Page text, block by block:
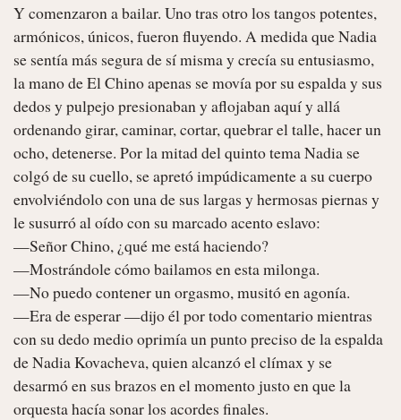
Y comenzaron a bailar. Uno tras otro los tangos potentes,
armónicos, únicos, fueron fluyendo. A medida que Nadia
se sentía más segura de sí misma y crecía su entusiasmo,
la mano de El Chino apenas se movía por su espalda y sus
dedos y pulpejo presionaban y aflojaban aquí y allá
ordenando girar, caminar, cortar, quebrar el talle, hacer un
ocho, detenerse. Por la mitad del quinto tema Nadia se
colgó de su cuello, se apretó impúdicamente a su cuerpo
envolviéndolo con una de sus largas y hermosas piernas y
le susurró al oído con su marcado acento eslavo:
—Señor Chino, ¿qué me está haciendo?
—Mostrándole cómo bailamos en esta milonga.
—No puedo contener un orgasmo, musitó en agonía.
—Era de esperar —dijo él por todo comentario mientras
con su dedo medio oprimía un punto preciso de la espalda
de Nadia Kovacheva, quien alcanzó el clímax y se
desarmó en sus brazos en el momento justo en que la
orquesta hacía sonar los acordes finales.